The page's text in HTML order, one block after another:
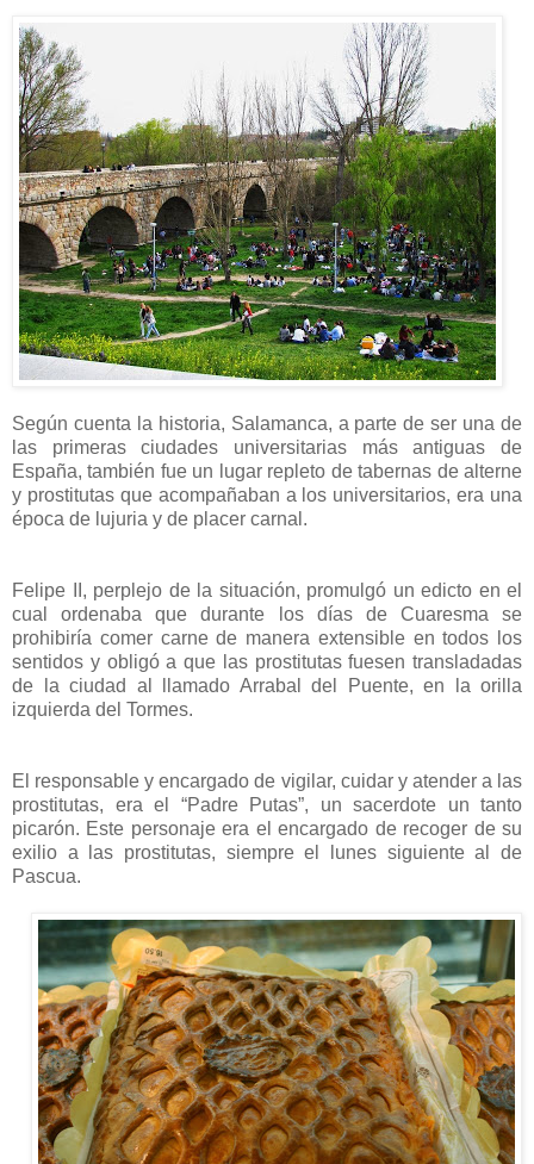
Según cuenta la historia, Salamanca, a parte de ser una de
las primeras ciudades universitarias más antiguas de
España, también fue un lugar repleto de tabernas de alterne
y prostitutas que acompañaban a los universitarios, era una
época de lujuria y de placer carnal.
Felipe II, perplejo de la situación, promulgó un edicto en el
cual ordenaba que durante los días de Cuaresma se
prohibiría comer carne de manera extensible en todos los
sentidos y obligó a que las prostitutas fuesen transladadas
de la ciudad al llamado Arrabal del Puente, en la orilla
izquierda del Tormes.
El responsable y encargado de vigilar, cuidar y atender a las
prostitutas, era el “Padre Putas”, un sacerdote un tanto
picarón. Este personaje era el encargado de recoger de su
exilio a las prostitutas, siempre el lunes siguiente al de
Pascua.